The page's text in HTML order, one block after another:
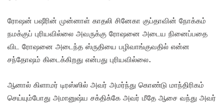
ரோஷன் பஷீரின் முன்னாள் காதலி சினேகா குப்தாவின் நோக்கம்
நமக்குப் புரியவில்லை அவருக்கு ரோஷனை அடைய நினைப்பதை
விட ரோஷனை அடைந்த ஸ்ருதியை பழிவாங்குவதில் என்ன
சந்தோஷம் கிடைக்கிறது என்பது புரியவில்லை.
ஆனால் கிளாமர் டிரஸ்ஸில் அவர் அமர்ந்து கொண்டு மாந்திரிகம்
செய்யும்போது அமானுஷ்ய சக்திக்கே அவர் மீதே ஆசை வந்து அவர்